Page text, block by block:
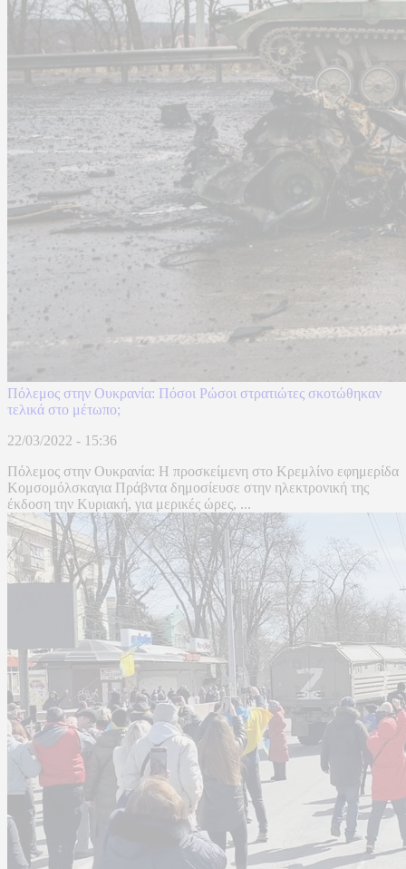
Πόλεμος στην Ουκρανία: Πόσοι Ρώσοι στρατιώτες σκοτώθηκαν
τελικά στο μέτωπο;
22/03/2022 - 15:36
Πόλεμος στην Ουκρανία: Η προσκείμενη στο Κρεμλίνο εφημερίδα
Κομσομόλσκαγια Πράβντα δημοσίευσε στην ηλεκτρονική της
έκδοση την Κυριακή, για μερικές ώρες, ...